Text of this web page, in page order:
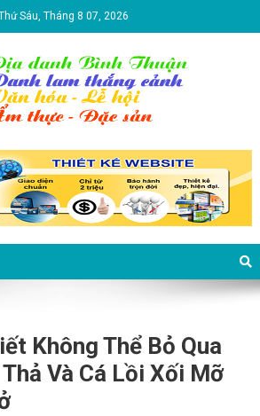
Sáu, Tháng 8 07, 2026
Thuận – Du lịch
Thuận
Không Thể Bỏ Qua
Và Cá Lồi Xối Mỡ